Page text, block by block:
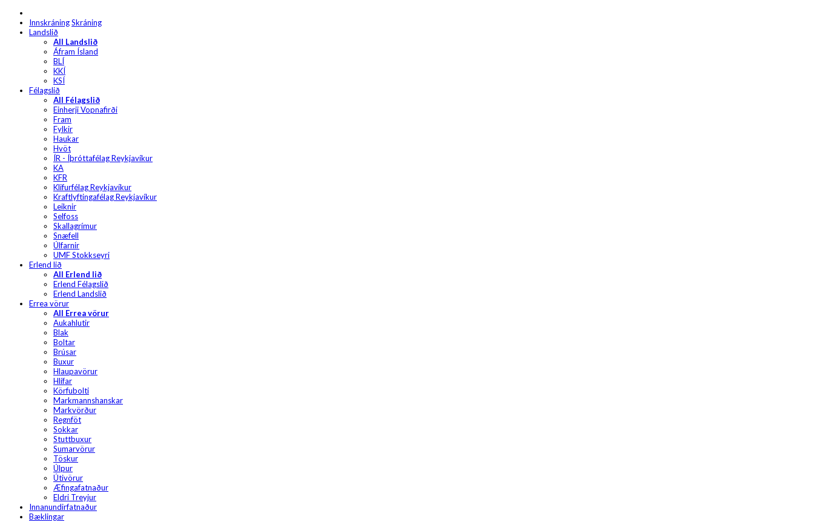
InnskráningSkráning
Landslið
All Landslið
Áfram Ísland
BLÍ
KKÍ
KSÍ
Félagslið
All Félagslið
Einherji Vopnafirði
Fram
Fylkir
Haukar
Hvöt
ÍR - Íþróttafélag Reykjavíkur
KA
KFR
Klifurfélag Reykjavíkur
Kraftlyftingafélag Reykjavíkur
Leiknir
Selfoss
Skallagrímur
Snæfell
Úlfarnir
UMF Stokkseyri
Erlend lið
All Erlend lið
Erlend Félagslið
Erlend Landslið
Errea vörur
All Errea vörur
Aukahlutir
Blak
Boltar
Brúsar
Buxur
Hlaupavörur
Hlífar
Körfubolti
Markmannshanskar
Markvörður
Regnföt
Sokkar
Stuttbuxur
Sumarvörur
Töskur
Úlpur
Útivörur
Æfingafatnaður
Eldri Treyjur
Innanundirfatnaður
Bæklingar